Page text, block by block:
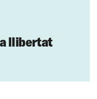
llibertat